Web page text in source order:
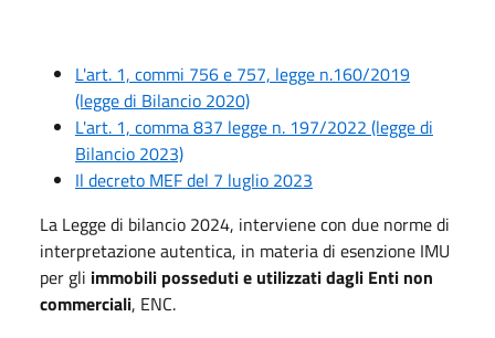
L'art. 1, commi 756 e 757, legge n.160/2019
(legge di Bilancio 2020)
L'art. 1, comma 837 legge n. 197/2022 (legge di
Bilancio 2023)
Il decreto MEF del 7 luglio 2023
La Legge di bilancio 2024, interviene con due norme di
interpretazione autentica, in materia di esenzione IMU
per gli immobili posseduti e utilizzati dagli Enti non
commerciali, ENC.